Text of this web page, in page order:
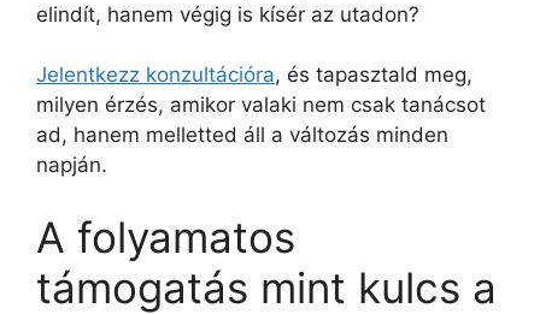
elindít, hanem végig is kísér az utadon?
Jelentkezz konzultációra, és tapasztald meg,
milyen érzés, amikor valaki nem csak tanácsot
ad, hanem melletted áll a változás minden
napján.
A folyamatos
támogatás mint kulcs a